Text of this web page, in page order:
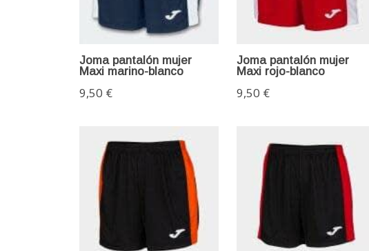
Joma pantalón mujer
Maxi marino-blanco
9,50 €
Joma pantalón mujer
Maxi rojo-blanco
9,50 €